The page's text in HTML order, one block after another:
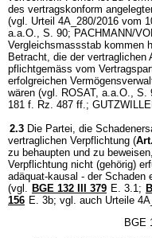
des vertragskonform
(vgl. Urteil 4A_280/2016 vom
a.a.O., S. 90; PACHMANN/
Vergleichsmassstab kommen
Betracht, die der vertraglichen
pflichtgemäss vom
erfolgreichen
wären (vgl. ROSAT, a.a.O.,
181 f. Rz. 487 ff.;
2.3 Die Partei, die
vertraglichen Verpflichtung (
zu behaupten und zu
Verpflichtung nicht (gehörig)
adäquat-kausal - der
(vgl. BGE 132 III 379 E. 3.1;
156 E. 3b; vgl. auch Urteile
BGE